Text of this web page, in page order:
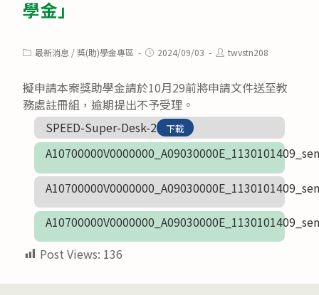
學金」
Post最新消息 /獎(助)學金專區
Post2024/09/03
Posttwvstn208
擬申請本案獎助學金請於10月29前將申請文件送至教
務處註冊組，逾期提出不予受理。
SPEED-Super-Desk-2
下載
Post Views: 136